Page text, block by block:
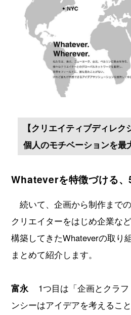
【クリエイティブディレク
個人のモチベーションを最
Whateverを特徴づける、
続いて、企画から制作までの
クリエイターをはじめ企業な
構築してきたWhateverの取り
まとめて紹介します。
富永
1つ目は「企画とクラ
ンシーはアイデアを考えるこ